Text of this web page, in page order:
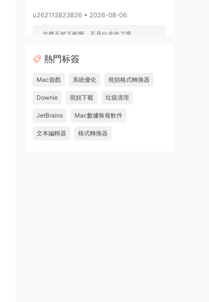
u262113823826 • 2026-08-06
怎麽不能下載啊，不是白充值了嗎
來源：
Adobe Premiere Pro 2026 v26.2.2 Mac
中文破解版 PR2026 強大視頻編輯軟件
u604731536624 • 2026-07-15
中文破解版
熱門标簽
Mac遊戲 系統優化 視頻格式轉換器
Downie 視頻下載 垃圾清理
JetBrains Mac數據恢複軟件
文本編輯器 格式轉換器